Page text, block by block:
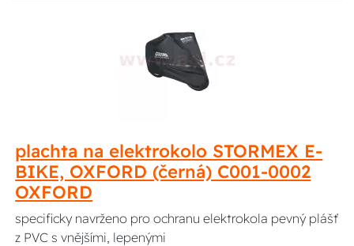
plachta na elektrokolo STORMEX E-
BIKE, OXFORD (černá) C001-0002
OXFORD
specificky navrženo pro ochranu elektrokola pevný plášť
z PVC s vnějšími, lepenými